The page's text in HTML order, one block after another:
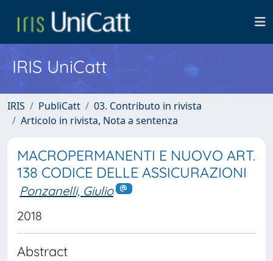
IRIS UniCatt
IRIS PubliCatt
03. Contributo in rivista
Articolo in rivista, Nota a sentenza
MACROPERMANENTI E NUOVO ART.
138 CODICE DELLE ASSICURAZIONI
Ponzanelli, Giulio
2018
Abstract